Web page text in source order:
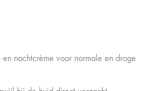
en nachtcrème voor normale en droge